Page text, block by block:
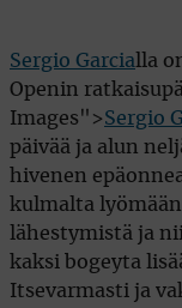
Sergio Garcia lla
Openin
Images">Sergio
päivää ja alun
hivenen
kulmalta
lähestymistä ja
kaksi bogeyta
Itsevarmasti ja